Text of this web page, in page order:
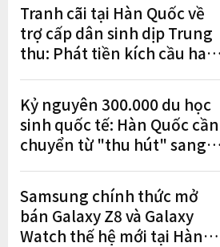
Tranh cãi tại Hàn Quốc về
trợ cấp dân sinh dịp Trung
thu: Phát tiền kích cầu hay
Kỷ nguyên 300.000 du học
sinh quốc tế: Hàn Quốc cần
chuyển từ "thu hút" sang
Samsung chính thức mở
bán Galaxy Z8 và Galaxy
Watch thế hệ mới tại Hàn